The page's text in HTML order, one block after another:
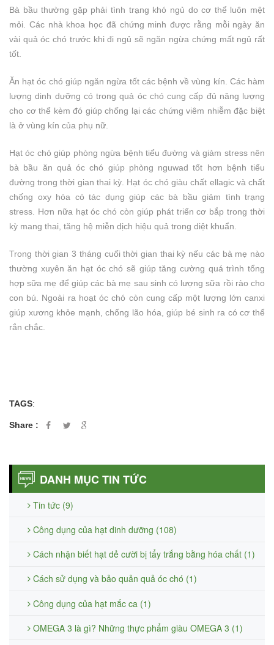
Bà bầu thường gặp phải tình trạng khó ngủ do cơ thể luôn mệt
mỏi. Các nhà khoa học đã chứng minh được rằng mỗi ngày ăn
vài quả óc chó trước khi đi ngủ sẽ ngăn ngừa chứng mất ngủ rất
tốt.
Ăn hạt óc chó giúp ngăn ngừa tốt các bệnh về vùng kín. Các hàm
lượng dinh dưỡng có trong quả óc chó cung cấp đủ năng lượng
cho cơ thể kèm đó giúp chống lại các chứng viêm nhiễm đặc biệt
là ở vùng kín của phụ nữ.
Hạt óc chó giúp phòng ngừa bệnh tiểu đường và giảm stress nên
bà bầu ăn quả óc chó giúp phòng nguwad tốt hơn bệnh tiểu
đường trong thời gian thai kỳ. Hạt óc chó giàu chất ellagic và chất
chống oxy hóa có tác dụng giúp các bà bầu giảm tình trạng
stress. Hơn nữa hạt óc chó còn giúp phát triển cơ bắp trong thời
kỳ mang thai, tăng hệ miễn dịch hiệu quả trong diệt khuẩn.
Trong thời gian 3 tháng cuối thời gian thai kỳ nếu các bà mẹ nào
thường xuyên ăn hạt óc chó sẽ giúp tăng cường quá trình tổng
hợp sữa mẹ để giúp các bà mẹ sau sinh có lượng sữa rồi rào cho
con bú. Ngoài ra hoạt óc chó còn cung cấp một lượng lớn canxi
giúp xương khỏe mạnh, chống lão hóa, giúp bé sinh ra có cơ thể
rắn chắc.
TAGS:
Share :
DANH MỤC TIN TỨC
Tin tức (9)
Công dụng của hạt dinh dưỡng (108)
Cách nhận biết hạt dẻ cười bị tẩy trắng bằng hóa chất (1)
Cách sử dụng và bảo quản quả óc chó (1)
Công dụng của hạt mắc ca (1)
OMEGA 3 là gì? Những thực phẩm giàu OMEGA 3 (1)